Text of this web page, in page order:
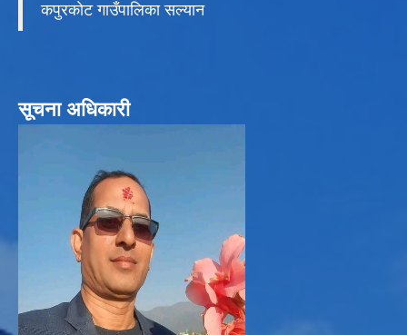
कपुरकाेट गाउँपालिका सल्यान
सूचना अधिकारी